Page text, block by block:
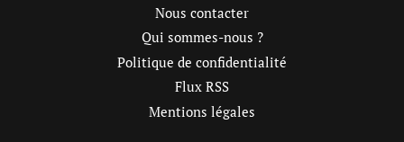
Nous contacter
Qui sommes-nous ?
Politique de confidentialité
Flux RSS
Mentions légales